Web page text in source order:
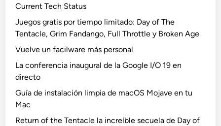
Current Tech Status
Juegos gratis por tiempo limitado: Day of The
Tentacle, Grim Fandango, Full Throttle y Broken Age
Vuelve un facilware más personal
La conferencia inaugural de la Google I/O 19 en
directo
Guía de instalación limpia de macOS Mojave en tu
Mac
Return of the Tentacle la increíble secuela de Day of